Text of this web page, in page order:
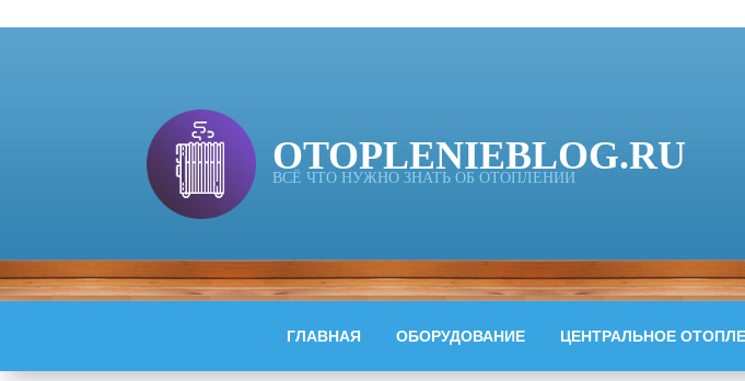
OTOPLENIEBLOG.RU
ВСЁ ЧТО НУЖНО ЗНАТЬ ОБ ОТОПЛЕНИИ
ГЛАВНАЯ ОБОРУДОВАНИЕ ЦЕНТРАЛЬНОЕ